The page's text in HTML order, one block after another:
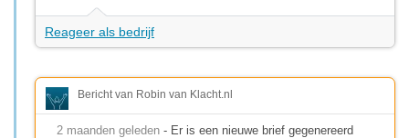
Reageer als bedrijf
Bericht van Robin van Klacht.nl
2 maanden geleden - Er is een nieuwe brief gegenereerd